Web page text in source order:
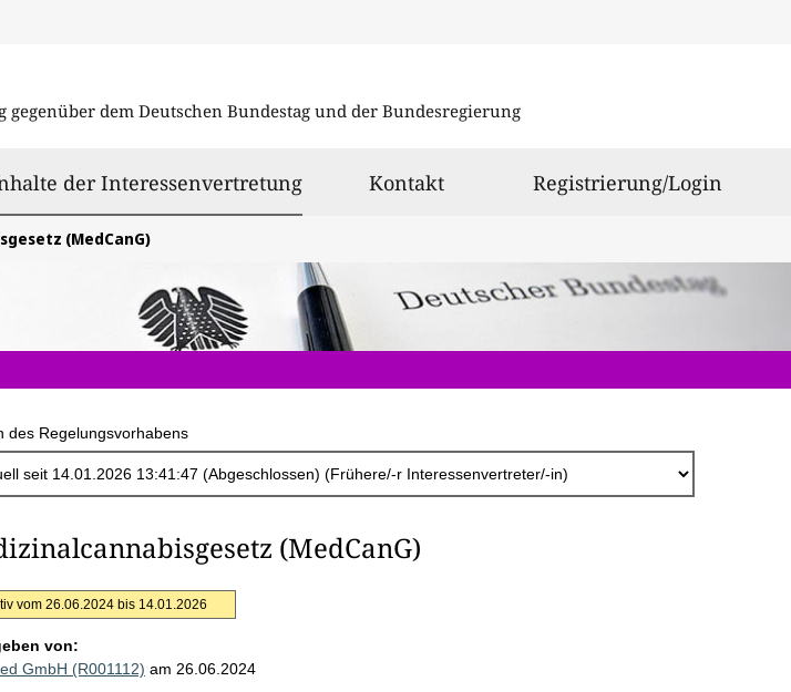
dem Deutschen Bundestag und der Bundesregierung
der Interessenvertretungausgewählt
Kontakt Registrierung/Login
(MedCanG)
des Regelungsvorhabens
(MedCanG)
vom 26.06.2024 bis 14.01.2026
von:
GmbH (R001112) am 26.06.2024